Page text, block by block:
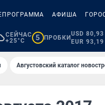
АФИША
СЕЙЧАС
+25°C
5 ПРОБКИ
USD 80,93
EUR 93,19
Августовский каталог